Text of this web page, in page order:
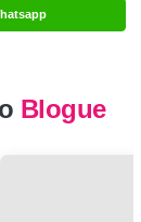
Blogue